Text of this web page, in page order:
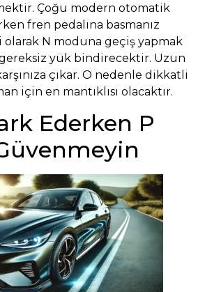
Çoğu modern otomatik
fren pedalına basmanız
N moduna geçiş yapmak
yük bindirecektir. Uzun
çıkar. O nedenle dikkatli
için en mantıklısı olacaktır.
Ederken P